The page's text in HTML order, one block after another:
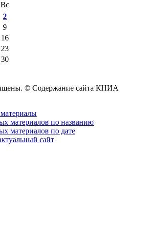
Вс
2
9
16
23
30
© Содержание сайта КНИА
материалов по названию
материалов по дате
сайт